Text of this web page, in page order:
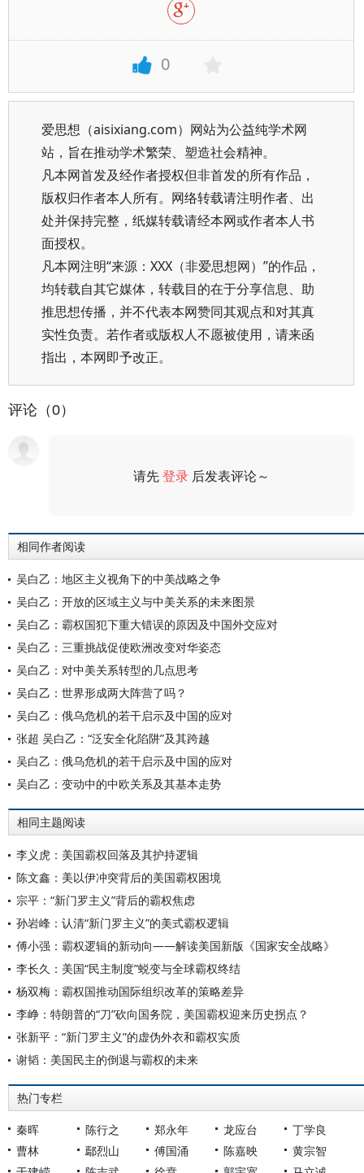
0
爱思想（aisixiang.com）网站为公益纯学术网
站，旨在推动学术繁荣、塑造社会精神。
凡本网首发及经作者授权但非首发的所有作品，
版权归作者本人所有。网络转载请注明作者、出
处并保持完整，纸媒转载请经本网或作者本人书
面授权。
凡本网注明“来源：XXX（非爱思想网）”的作品，
均转载自其它媒体，转载目的在于分享信息、助
推思想传播，并不代表本网赞同其观点和对其真
实性负责。若作者或版权人不愿被使用，请来函
指出，本网即予改正。
评论（0）
请先登录 后发表评论～
相同作者阅读
吴白乙：地区主义视角下的中美战略之争
吴白乙：开放的区域主义与中美关系的未来图景
吴白乙：霸权国犯下重大错误的原因及中国外交应对
吴白乙：三重挑战促使欧洲改变对华姿态
吴白乙：对中美关系转型的几点思考
吴白乙：世界形成两大阵营了吗？
吴白乙：俄乌危机的若干启示及中国的应对
张超 吴白乙：“泛安全化陷阱”及其跨越
吴白乙：俄乌危机的若干启示及中国的应对
吴白乙：变动中的中欧关系及其基本走势
相同主题阅读
李义虎：美国霸权回落及其护持逻辑
陈文鑫：美以伊冲突背后的美国霸权困境
宗平：“新门罗主义”背后的霸权焦虑
孙岩峰：认清“新门罗主义”的美式霸权逻辑
傅小强：霸权逻辑的新动向——解读美国新版《国家安全战略》
李长久：美国“民主制度”蜕变与全球霸权终结
杨双梅：霸权国推动国际组织改革的策略差异
李峥：特朗普的“刀”砍向国务院，美国霸权迎来历史拐点？
张新平：“新门罗主义”的虚伪外衣和霸权实质
谢韬：美国民主的倒退与霸权的未来
热门专栏
秦晖 陈行之 郑永年 龙应台
丁学良
曹林
鄢烈山 傅国涌 陈嘉映
黄宗智